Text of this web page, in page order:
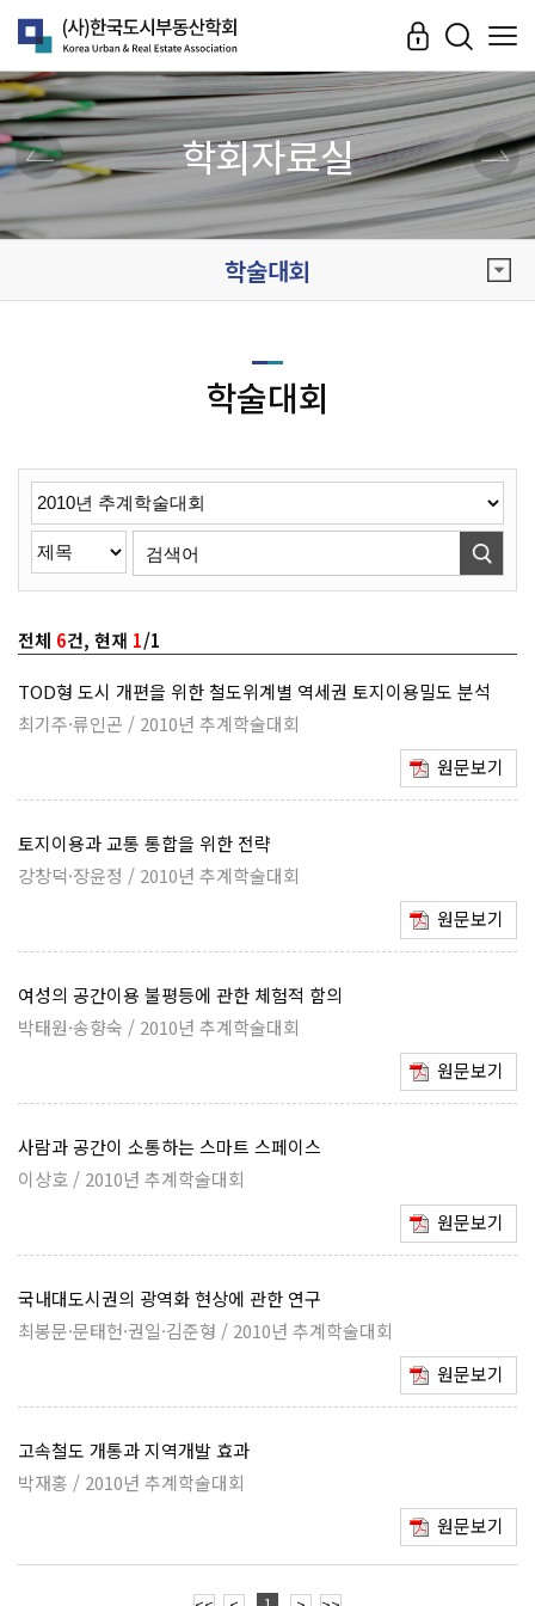
학회자료실
학술대회
학술대회
전체 6건, 현재 1/1
TOD형 도시 개편을 위한 철도위계별 역세권 토지이용밀도 분석
최기주·류인곤 / 2010년 추계학술대회
원문보기
토지이용과 교통 통합을 위한 전략
강창덕·장윤정 / 2010년 추계학술대회
원문보기
여성의 공간이용 불평등에 관한 체험적 함의
박태원·송향숙 / 2010년 추계학술대회
원문보기
사람과 공간이 소통하는 스마트 스페이스
이상호 / 2010년 추계학술대회
원문보기
국내대도시권의 광역화 현상에 관한 연구
최봉문·문태헌·권일·김준형 / 2010년 추계학술대회
원문보기
고속철도 개통과 지역개발 효과
박재홍 / 2010년 추계학술대회
원문보기